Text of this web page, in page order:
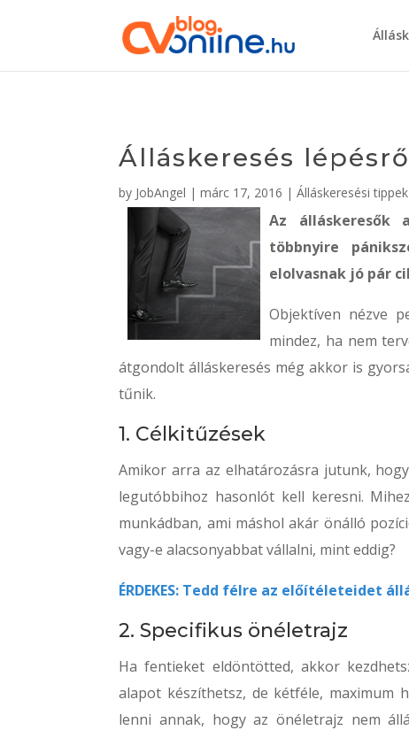
Álláskeresés
by JobAngel |márc 17, 2016 |Álláskeresési tippek
Az álláskeresők
többnyire
elolvasnak jó pár
Objektíven nézve
mindez, ha nem
átgondolt álláskeresés még akkor is
tűnik.
1. Célkitűzések
Amikor arra az elhatározásra jutunk,
legutóbbihoz hasonlót kell keresni.
munkádban, ami máshol akár önálló
vagy-e alacsonyabbat vállalni, mint eddig?
ÉRDEKES: Tedd félre az előítéleteidet
2. Specifikus önéletrajz
Ha fentieket eldöntötted, akkor
alapot készíthetsz, de kétféle, maximum
lenni annak, hogy az önéletrajz nem